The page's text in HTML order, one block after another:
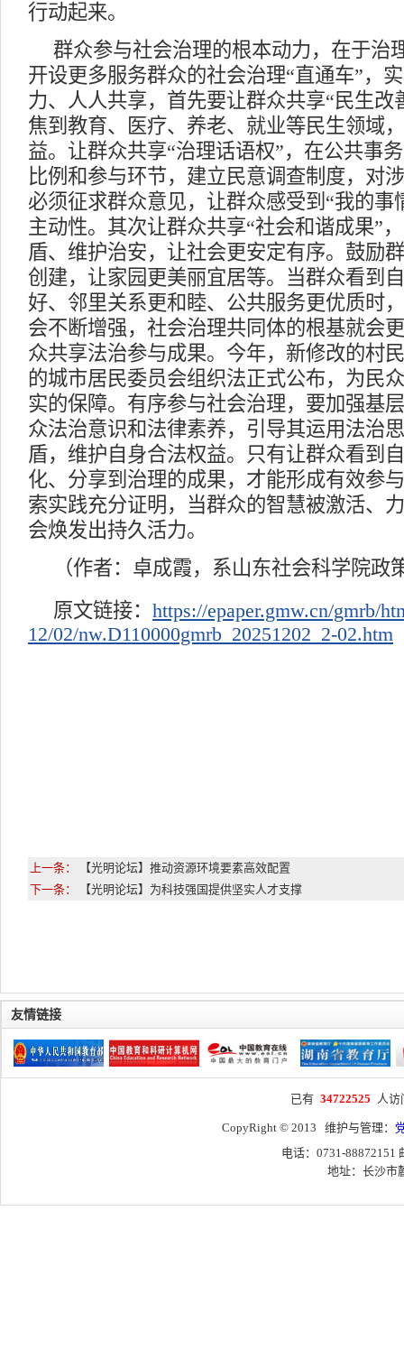
行动起来。
群众参与社会治理的根本动力，在于治
开设更多服务群众的社会治理“直通车”，
力、人人共享，首先要让群众共享“民生改
焦到教育、医疗、养老、就业等民生领域
益。让群众共享“治理话语权”，在公共事
比例和参与环节，建立民意调查制度，对
必须征求群众意见，让群众感受到“我的事
主动性。其次让群众共享“社会和谐成果”
盾、维护治安，让社会更安定有序。鼓励
创建，让家园更美丽宜居等。当群众看到
好、邻里关系更和睦、公共服务更优质时
会不断增强，社会治理共同体的根基就会
众共享法治参与成果。今年，新修改的村
的城市居民委员会组织法正式公布，为民
实的保障。有序参与社会治理，要加强基
众法治意识和法律素养，引导其运用法治
盾，维护自身合法权益。只有让群众看到
化、分享到治理的成果，才能形成有效参
索实践充分证明，当群众的智慧被激活、
会焕发出持久活力。
（作者：卓成霞，系山东社会科学院政
原文链接： https://epaper.gmw.cn/gmrb/
12/02/nw.D110000gmrb_20251202_2-02.htm
上一条：
【光明论坛】推动资源环境要素高效配置
下一条：
【光明论坛】为科技强国提供坚实人才支撑
友情链接
已有 34722525 人
CopyRight © 2013 维护与管理：
电话：0731-88872151
地址：长沙市